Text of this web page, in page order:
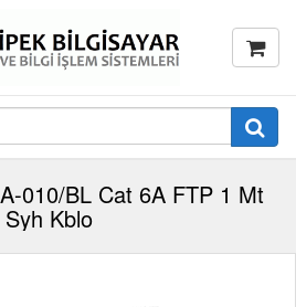
010/BL Cat 6A FTP 1 Mt
Syh Kblo